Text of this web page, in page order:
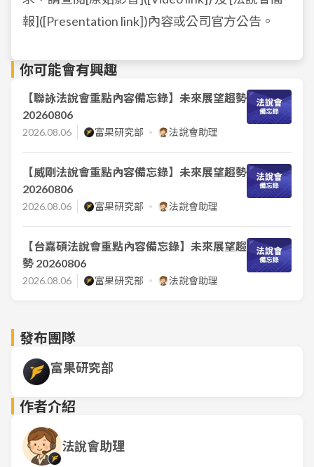
報]([Presentation link])內容或公司官方公告。
你可能會有興趣
【聯詠法說會重點內容備忘錄】未來展望趨勢
20260806
2026.08.06 富果研究部 法說會助理
【威剛法說會重點內容備忘錄】未來展望趨勢
20260806
2026.08.06 富果研究部 法說會助理
【台嘉碩法說會重點內容備忘錄】未來展望趨
勢 20260806
2026.08.06 富果研究部 法說會助理
發布團隊
富果研究部
作者介紹
法說會助理